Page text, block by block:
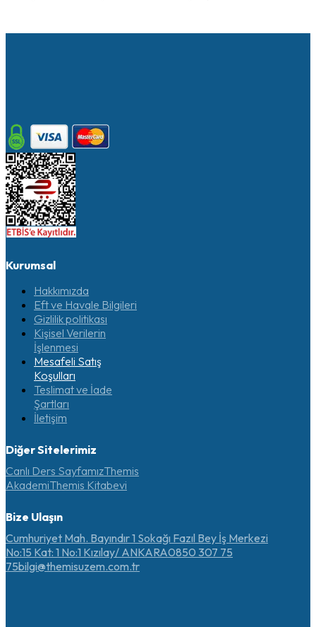
Kurumsal
Hakkımızda
Eft ve Havale Bilgileri
Gizlilik politikası
Kişisel Verilerin
İşlenmesi
Mesafeli Satış
Koşulları
Teslimat ve İade
Şartları
İletişim
Diğer Sitelerimiz
Canlı Ders SayfamızThemis
AkademiThemis Kitabevi
Bize Ulaşın
Cumhuriyet Mah. Bayındır 1 Sokağı Fazıl Bey İş Merkezi
No:15 Kat: 1 No:1 Kızılay/ ANKARA0850 307 75
75bilgi@themisuzem.com.tr